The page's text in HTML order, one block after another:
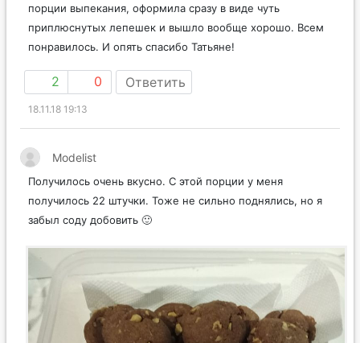
порции выпекания, оформила сразу в виде чуть
приплюснутых лепешек и вышло вообще хорошо. Всем
понравилось. И опять спасибо Татьяне!
2 0 Ответить
18.11.18 19:13
Modelist
Получилось очень вкусно. С этой порции у меня
получилось 22 штучки. Тоже не сильно поднялись, но я
забыл соду добовить 🙂